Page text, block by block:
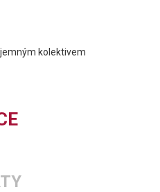
kolektivem